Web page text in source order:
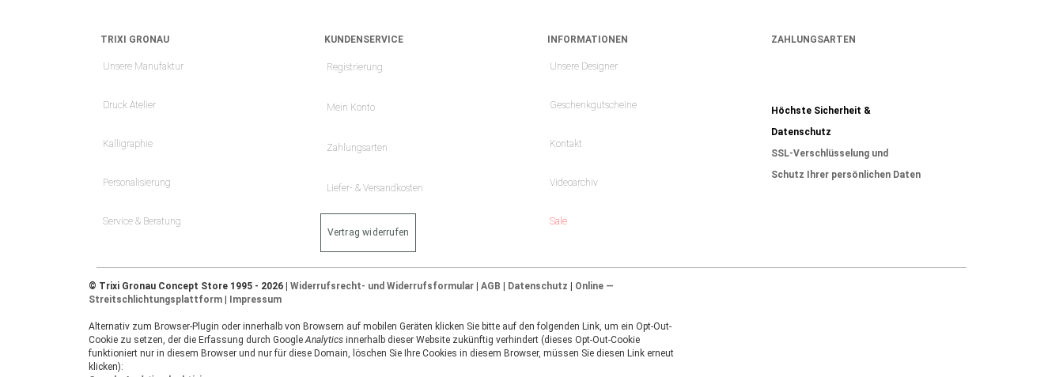
TRIXI GRONAU
Unsere Manufaktur
Druck Atelier
Kalligraphie
Personalisierung
Service & Beratung
KUNDENSERVICE
Registrierung
Mein Konto
Zahlungsarten
Liefer- & Versandkosten
Vertrag widerrufen
INFORMATIONEN
Unsere Designer
Geschenkgutscheine
Kontakt
Videoarchiv
Sale
ZAHLUNGSARTEN
Höchste Sicherheit &
Datenschutz
SSL-Verschlüsselung und
Schutz Ihrer persönlichen Daten
© Trixi Gronau Concept Store 1995 - 2026 | Widerrufsrecht- und Widerrufsformular | AGB | Datenschutz | Online —
Streitschlichtungsplattform | Impressum
Alternativ zum Browser-Plugin oder innerhalb von Browsern auf mobilen Geräten klicken Sie bitte auf den folgenden Link, um ein Opt-Out-
Cookie zu setzen, der die Erfassung durch Google Analytics innerhalb dieser Website zukünftig verhindert (dieses Opt-Out-Cookie
funktioniert nur in diesem Browser und nur für diese Domain, löschen Sie Ihre Cookies in diesem Browser, müssen Sie diesen Link erneut
klicken):